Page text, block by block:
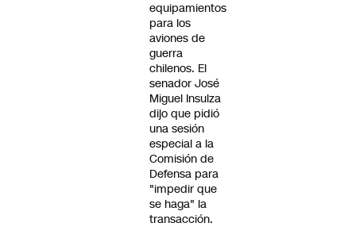
equipamientos
para los
aviones de
guerra
chilenos. El
senador José
Miguel Insulza
dijo que pidió
una sesión
especial a la
Comisión de
Defensa para
"impedir que
se haga" la
transacción.